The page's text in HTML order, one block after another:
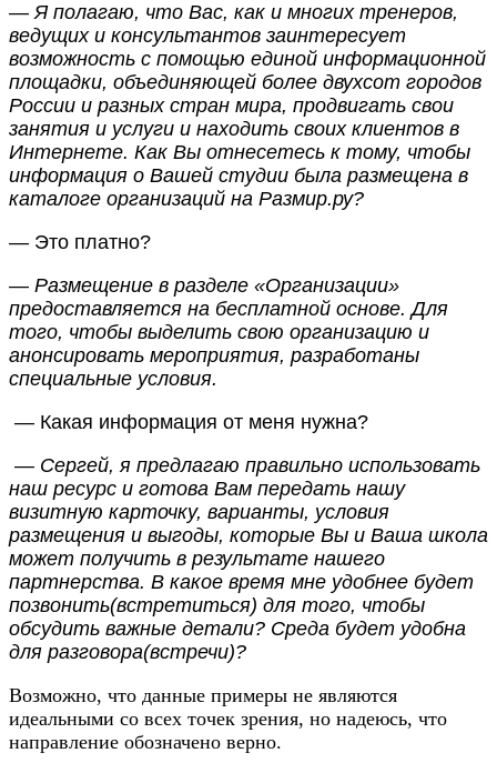
— Я полагаю, что Вас, как и многих тренеров,
ведущих и консультантов заинтересует
возможность с помощью единой информационной
площадки, объединяющей более двухсот городов
России и разных стран мира, продвигать свои
занятия и услуги и находить своих клиентов в
Интернете. Как Вы отнесетесь к тому, чтобы
информация о Вашей студии была размещена в
каталоге организаций на Размир.ру?
— Это платно?
— Размещение в разделе «Организации»
предоставляется на бесплатной основе. Для
того, чтобы выделить свою организацию и
анонсировать мероприятия, разработаны
специальные условия.
— Какая информация от меня нужна?
— Сергей, я предлагаю правильно использовать
наш ресурс и готова Вам передать нашу
визитную карточку, варианты, условия
размещения и выгоды, которые Вы и Ваша школа
может получить в результате нашего
партнерства. В какое время мне удобнее будет
позвонить(встретиться) для того, чтобы
обсудить важные детали? Среда будет удобна
для разговора(встречи)?
Возможно, что данные примеры не являются
идеальными со всех точек зрения, но надеюсь, что
направление обозначено верно.